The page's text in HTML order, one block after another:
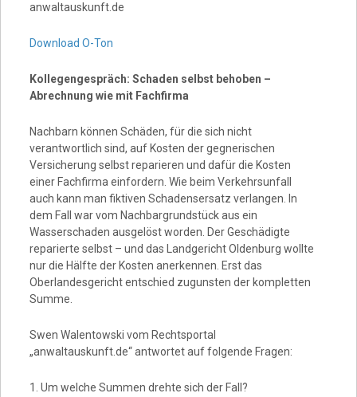
anwaltauskunft.de
Download O-Ton
Kollegengespräch: Schaden selbst behoben –
Abrechnung wie mit Fachfirma
Nachbarn können Schäden, für die sich nicht
verantwortlich sind, auf Kosten der gegnerischen
Versicherung selbst reparieren und dafür die Kosten
einer Fachfirma einfordern. Wie beim Verkehrsunfall
auch kann man fiktiven Schadensersatz verlangen. In
dem Fall war vom Nachbargrundstück aus ein
Wasserschaden ausgelöst worden. Der Geschädigte
reparierte selbst – und das Landgericht Oldenburg wollte
nur die Hälfte der Kosten anerkennen. Erst das
Oberlandesgericht entschied zugunsten der kompletten
Summe.
Swen Walentowski vom Rechtsportal
„anwaltauskunft.de“ antwortet auf folgende Fragen:
1. Um welche Summen drehte sich der Fall?